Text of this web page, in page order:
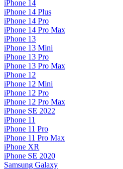
iPhone 14
iPhone 14 Plus
iPhone 14 Pro
iPhone 14 Pro Max
iPhone 13
iPhone 13 Mini
iPhone 13 Pro
iPhone 13 Pro Max
iPhone 12
iPhone 12 Mini
iPhone 12 Pro
iPhone 12 Pro Max
iPhone SE 2022
iPhone 11
iPhone 11 Pro
iPhone 11 Pro Max
iPhone XR
iPhone SE 2020
Samsung Galaxy